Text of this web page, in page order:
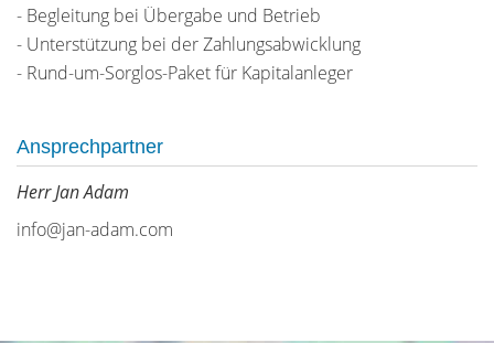
- Begleitung bei Übergabe und Betrieb
- Unterstützung bei der Zahlungsabwicklung
- Rund-um-Sorglos-Paket für Kapitalanleger
Ansprechpartner
Herr Jan Adam
info@jan-adam.com